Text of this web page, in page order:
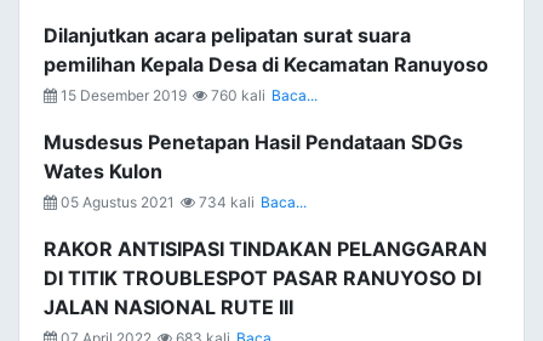
Dilanjutkan acara pelipatan surat suara
pemilihan Kepala Desa di Kecamatan Ranuyoso
15 Desember 2019 760 kali Baca...
Musdesus Penetapan Hasil Pendataan SDGs
Wates Kulon
05 Agustus 2021 734 kali Baca...
RAKOR ANTISIPASI TINDAKAN PELANGGARAN
DI TITIK TROUBLESPOT PASAR RANUYOSO DI
JALAN NASIONAL RUTE III